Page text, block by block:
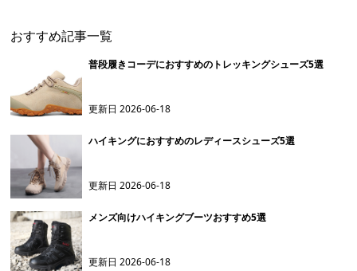
おすすめ記事一覧
普段履きコーデにおすすめのトレッキングシューズ5選
更新日2026-06-18
ハイキングにおすすめのレディースシューズ5選
更新日2026-06-18
メンズ向けハイキングブーツおすすめ5選
更新日2026-06-18